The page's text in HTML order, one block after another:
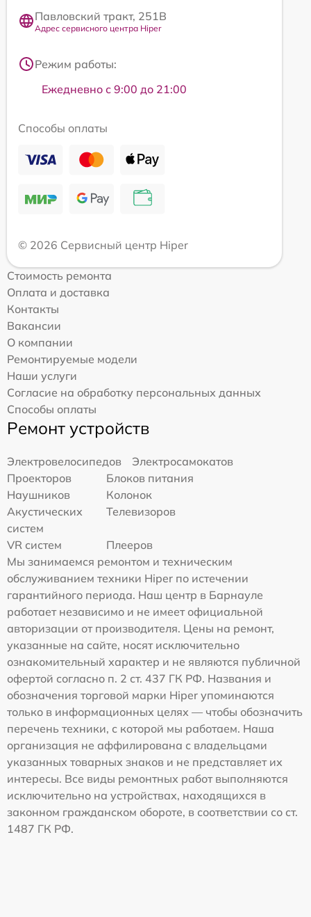
Павловский тракт, 251В
Адрес сервисного центра Hiper
Режим работы:
Ежедневно с 9:00 до 21:00
Способы оплаты
© 2026 Сервисный центр Hiper
Стоимость ремонта
Оплата и доставка
Контакты
Вакансии
О компании
Ремонтируемые модели
Наши услуги
Согласие на обработку персональных данных
Способы оплаты
Ремонт устройств
Электровелосипедов
Электросамокатов
Проекторов
Блоков питания
Наушников
Колонок
Акустических
систем
Телевизоров
VR систем
Плееров
Мы занимаемся ремонтом и техническим
обслуживанием техники Hiper по истечении
гарантийного периода. Наш центр в Барнауле
работает независимо и не имеет официальной
авторизации от производителя. Цены на ремонт,
указанные на сайте, носят исключительно
ознакомительный характер и не являются публичной
офертой согласно п. 2 ст. 437 ГК РФ. Названия и
обозначения торговой марки Hiper упоминаются
только в информационных целях — чтобы обозначить
перечень техники, с которой мы работаем. Наша
организация не аффилирована с владельцами
указанных товарных знаков и не представляет их
интересы. Все виды ремонтных работ выполняются
исключительно на устройствах, находящихся в
законном гражданском обороте, в соответствии со ст.
1487 ГК РФ.